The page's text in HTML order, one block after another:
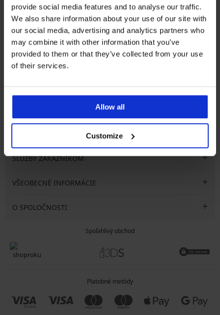
provide social media features and to analyse our traffic.
We also share information about your use of our site with
our social media, advertising and analytics partners who
may combine it with other information that you’ve
provided to them or that they’ve collected from your use
of their services.
Allow all
Customize
02 205 703 40
info@astratex.sk
Newsletter
Prihláste sa do newsletteru a získajte
CHCEM ODOBERAŤ
SLUŽBY ZÁKAZNÍKOM
VŠEOBECNÉ INFORMÁCIE
O SPOLOČNOSTI
Spoľahlivý obchod
Platobné metódy